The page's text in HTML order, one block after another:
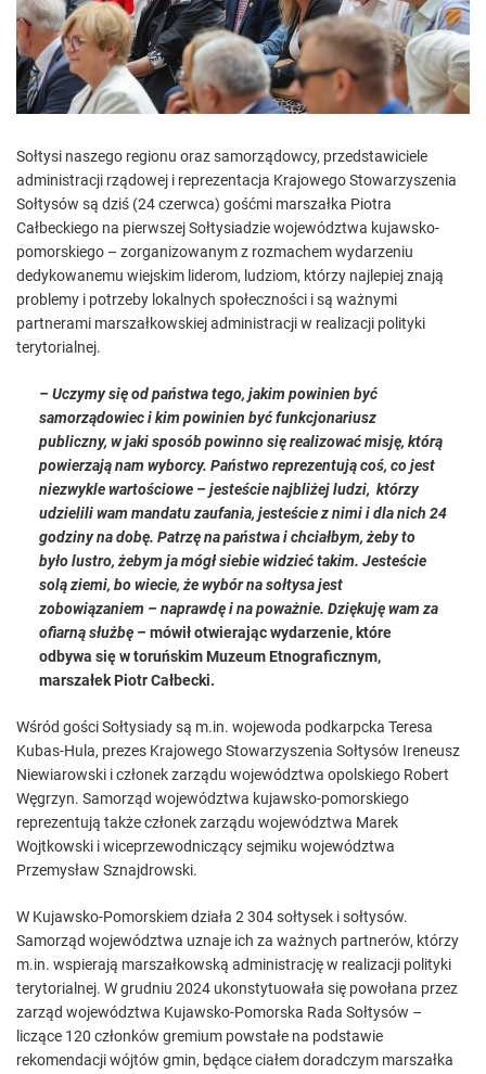
a
d
t
i
m
e
Sołtysi naszego regionu oraz samorządowcy, przedstawiciele
administracji rządowej i reprezentacja Krajowego Stowarzyszenia
Sołtysów są dziś (24 czerwca) gośćmi marszałka Piotra
Całbeckiego na pierwszej Sołtysiadzie województwa kujawsko-
pomorskiego – zorganizowanym z rozmachem wydarzeniu
dedykowanemu wiejskim liderom, ludziom, którzy najlepiej znają
problemy i potrzeby lokalnych społeczności i są ważnymi
partnerami marszałkowskiej administracji w realizacji polityki
terytorialnej.
– Uczymy się od państwa tego, jakim powinien być
samorządowiec i kim powinien być funkcjonariusz
publiczny, w jaki sposób powinno się realizować misję, którą
powierzają nam wyborcy. Państwo reprezentują coś, co jest
niezwykle wartościowe – jesteście najbliżej ludzi, którzy
udzielili wam mandatu zaufania, jesteście z nimi i dla nich 24
godziny na dobę. Patrzę na państwa i chciałbym, żeby to
było lustro, żebym ja mógł siebie widzieć takim. Jesteście
solą ziemi, bo wiecie, że wybór na sołtysa jest
zobowiązaniem – naprawdę i na poważnie. Dziękuję wam za
ofiarną służbę –mówił otwierając wydarzenie, które
odbywa się w toruńskim Muzeum Etnograficznym,
marszałek Piotr Całbecki.
Wśród gości Sołtysiady są m.in. wojewoda podkarpcka Teresa
Kubas-Hula, prezes Krajowego Stowarzyszenia Sołtysów Ireneusz
Niewiarowski i członek zarządu województwa opolskiego Robert
Węgrzyn. Samorząd województwa kujawsko-pomorskiego
reprezentują także członek zarządu województwa Marek
Wojtkowski i wiceprzewodniczący sejmiku województwa
Przemysław Sznajdrowski.
W Kujawsko-Pomorskiem działa 2 304 sołtysek i sołtysów.
Samorząd województwa uznaje ich za ważnych partnerów, którzy
m.in. wspierają marszałkowską administrację w realizacji polityki
terytorialnej. W grudniu 2024 ukonstytuowała się powołana przez
zarząd województwa Kujawsko-Pomorska Rada Sołtysów –
liczące 120 członków gremium powstałe na podstawie
rekomendacji wójtów gmin, będące ciałem doradczym marszałka